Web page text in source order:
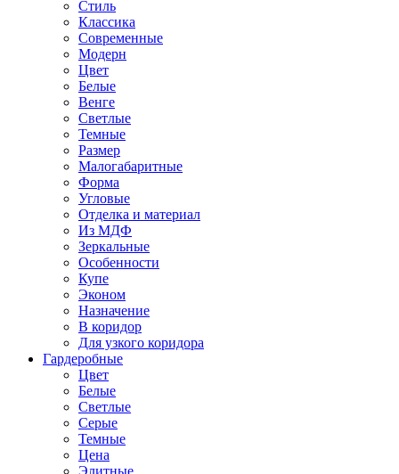
Стиль
Классика
Современные
Модерн
Цвет
Белые
Венге
Светлые
Темные
Размер
Малогабаритные
Форма
Угловые
Отделка и материал
Из МДФ
Зеркальные
Особенности
Купе
Эконом
Назначение
В коридор
Для узкого коридора
Гардеробные
Цвет
Белые
Светлые
Серые
Темные
Цена
Элитные